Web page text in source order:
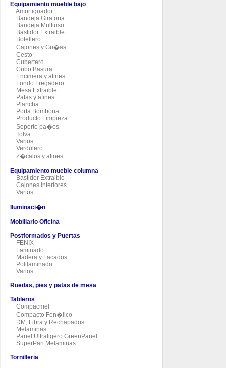
Equipamiento mueble bajo
Amortiguador
Bandeja Giratoria
Bandeja Multiuso
Bastidor Extraible
Botellero
Cajones y Gu�as
Cesto
Cubertero
Cubo Basura
Encimera y afines
Fondo Fregadero
Mesa Extraible
Patas y afines
Plancha
Porta Bombona
Producto Limpieza
Soporte pa�os
Tolva
Varios
Verdulero
Z�calos y afines
Equipamiento mueble columna
Bastidor Extraible
Cajones Interiores
Varios
Iluminaci�n
Mobiliario Oficina
Postformados y Puertas
FENIX
Laminado
Madera y Lacados
Polilaminado
Varios
Ruedas, pies y patas de mesa
Tableros
Compacmel
Compacto Fen�lico
DM, Fibra y Rechapados
Melaminas
Panel Ultraligero GreenPanel
SuperPan Melaminas
Tornilleria